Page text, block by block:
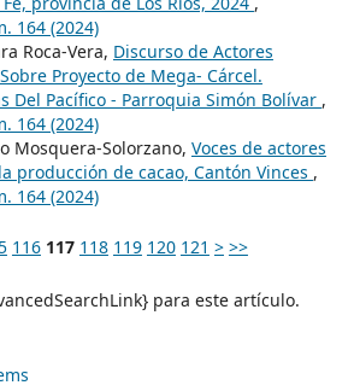
164 (2024)
Roca-Vera, Discurso de Actores
Proyecto de Mega- Cárcel.
Del Pacífico - Parroquia Simón Bolívar ,
164 (2024)
Mosquera-Solorzano, Voces de actores
producción de cacao, Cantón Vinces ,
164 (2024)
116 117 118 119 120 121 > >>
para este artículo.